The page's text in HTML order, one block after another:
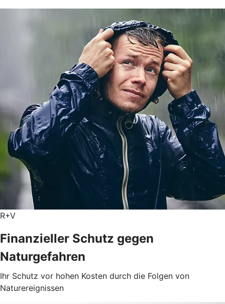
R+V
Finanzieller Schutz gegen
Naturgefahren
Ihr Schutz vor hohen Kosten durch die Folgen von
Naturereignissen